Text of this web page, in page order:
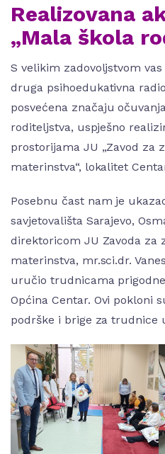
Realizovana
„Mala škola
S velikim zadovoljstvom
druga psihoedukativna
posvećena značaju
roditeljstva, uspješno
prostorijama JU „Zavod za
materinstva“, lokalitet
Posebnu čast nam je
savjetovališta Sarajevo,
direktoricom JU Zavoda za
materinstva, mr.sci.dr.
uručio trudnicama
Općina Centar. Ovi pokloni
podrške i brige za trudnice